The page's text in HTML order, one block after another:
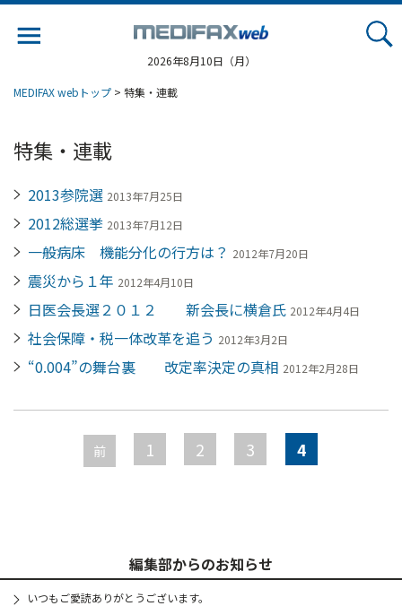
2026年8月10日（月）
MEDIFAX webトップ > 特集・連載
特集・連載
2013参院選 2013年7月25日
2012総選挙 2013年7月12日
一般病床 機能分化の行方は？ 2012年7月20日
震災から１年 2012年4月10日
日医会長選２０１２ 新会長に横倉氏 2012年4月4日
社会保障・税一体改革を追う 2012年3月2日
“0.004”の舞台裏 改定率決定の真相 2012年2月28日
前 1 2 3 4
編集部からのお知らせ
いつもご愛読ありがとうございます。